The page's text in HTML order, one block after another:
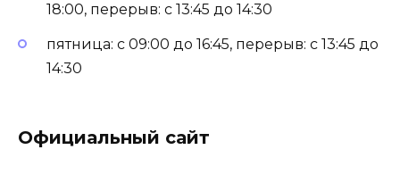
18:00, перерыв: с 13:45 до 14:30
пятница: с 09:00 до 16:45, перерыв: с 13:45 до
14:30
Официальный сайт